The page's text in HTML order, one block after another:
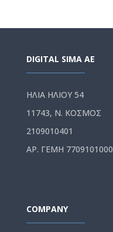
DIGITAL SIMA AE
ΗΛΙΑ ΗΛΙΟΥ 54
11743, Ν. ΚΟΣΜΟΣ
2109010401
ΑΡ. ΓΕΜΗ 7709101000
COMPANY